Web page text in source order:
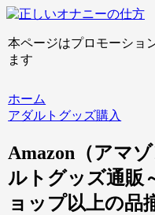
本ページはプロモーショ
ます
ホーム
アダルトグッズ購入
Amazon（アマ
ルトグッズ通販
ョップ以上の品